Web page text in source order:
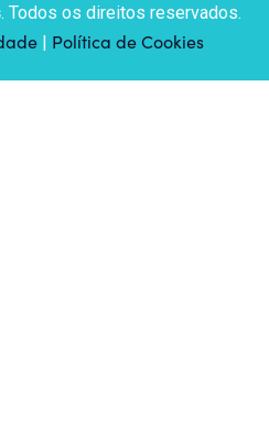
. Todos os direitos reservados.
| Política de Cookies